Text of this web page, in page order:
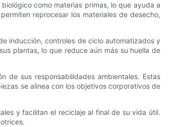
como materias primas, lo que ayuda a
reprocesar los materiales de desecho,
inducción, controles de ciclo automatizados y
plantas, lo que reduce aún más su huella de
de sus responsabilidades ambientales. Estas
se alinea con los objetivos corporativos de
y facilitan el reciclaje al final de su vida útil.